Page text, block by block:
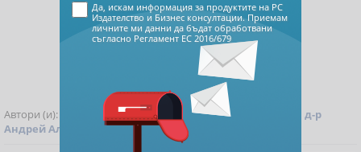
Автори (и): Красимира Гергева Аспасия Петкова
доц. д-р
Андрей Александров,Проф. д-р Любка Ценова
Да, искам информация за продуктите на РС
Издателство и Бизнес консултации. Приемам
личните ми данни да бъдат обработвани
съгласно Регламент ЕС 2016/679